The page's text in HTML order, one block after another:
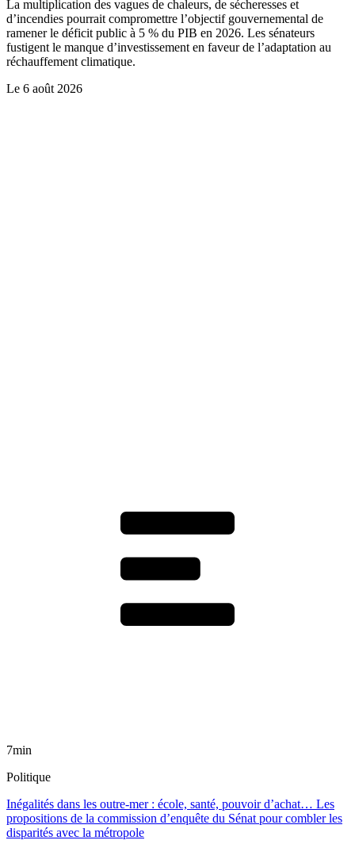
La multiplication des vagues de chaleurs, de sécheresses et
d’incendies pourrait compromettre l’objectif gouvernemental de
ramener le déficit public à 5 % du PIB en 2026. Les sénateurs
fustigent le manque d’investissement en faveur de l’adaptation au
réchauffement climatique.
Le 6 août 2026
7min
Politique
Inégalités dans les outre-mer : école, santé, pouvoir d’achat… Les
propositions de la commission d’enquête du Sénat pour combler les
disparités avec la métropole